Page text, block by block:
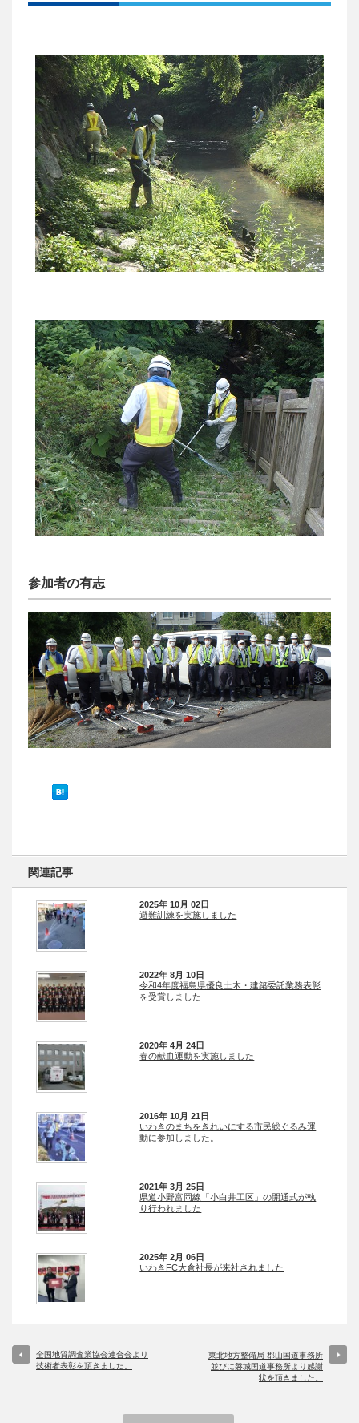
参加者の有志
関連記事
2025年 10月 02日
避難訓練を実施しました
2022年 8月 10日
令和4年度福島県優良土木・建築委託業務表彰
を受賞しました
2020年 4月 24日
春の献血運動を実施しました
2016年 10月 21日
いわきのまちをきれいにする市民総ぐるみ運
動に参加しました。
2021年 3月 25日
県道小野富岡線「小白井工区」の開通式が執
り行われました
2025年 2月 06日
いわきFC大倉社長が来社されました
全国地質調査業協会連合会より
技術者表彰を頂きました。
東北地方整備局 郡山国道事務所
並びに磐城国道事務所より感謝
状を頂きました。